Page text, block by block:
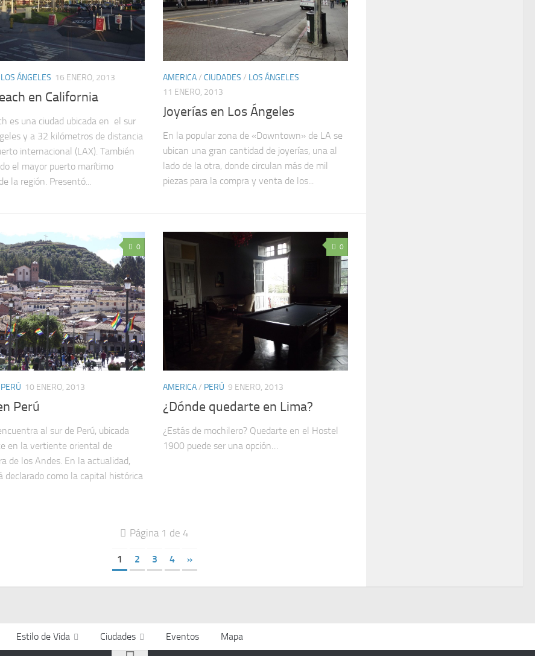
LOS ÁNGELES 16 ENERO, 2013
en California
es una ciudad ubicada en el sur
y a 32 kilómetros de distancia
internacional (LAX). También
el mayor puerto marítimo
la región. Presentó...
AMERICA/ CIUDADES / LOS ÁNGELES
11 ENERO, 2013
Joyerías en Los Ángeles
En la popular zona de «Downtown» de LA se
ubican una gran cantidad de joyerías, una al
lado de la otra, donde circulan más de mil
piezas para la compra y venta de los...
0
PERÚ 10 ENERO, 2013
Perú
al sur de Perú, ubicada
en la vertiente oriental de
de los Andes. En la actualidad,
declarado como la capital histórica
0
AMERICA/ PERÚ 9 ENERO, 2013
¿Dónde quedarte en Lima?
¿Estás de mochilero? Quedarte en el Hostel
1900 puede ser una opción…
Página 1 de 4
1 2 3 4 »
Estilo de Vida Ciudades Eventos Mapa